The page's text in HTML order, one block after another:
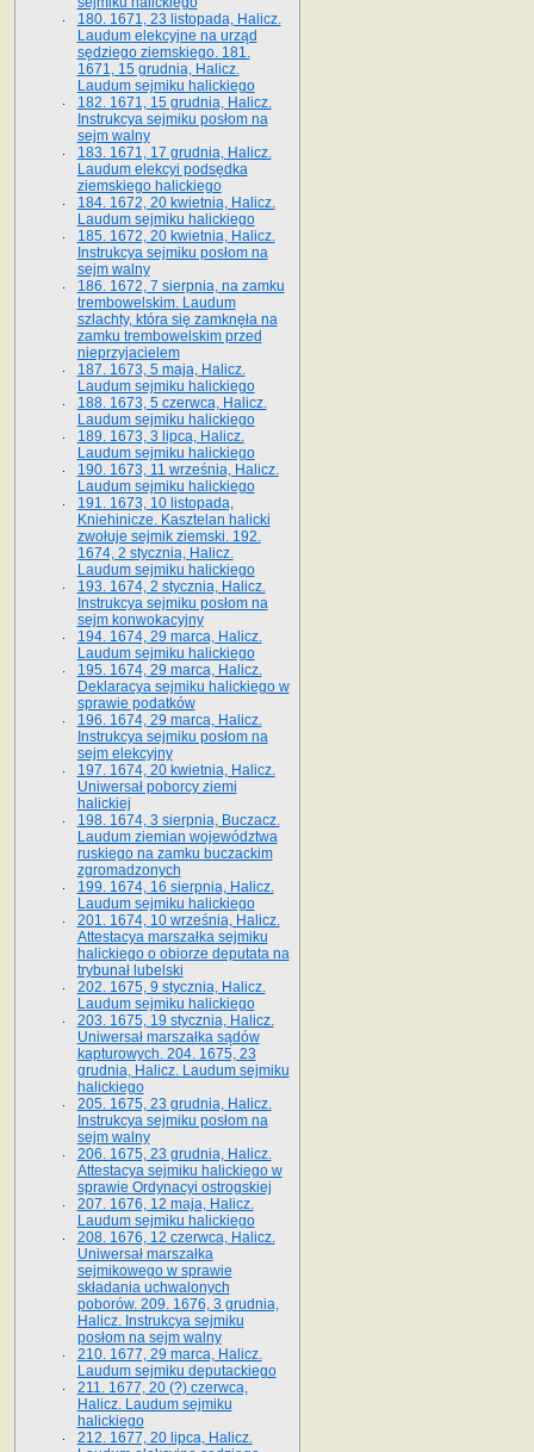
180. 1671, 23 listopada, Halicz.
Laudum elekcyjne na urząd
sędziego ziemskiego. 181.
1671, 15 grudnia, Halicz.
Laudum sejmiku halickiego
182. 1671, 15 grudnia, Halicz.
Instrukcya sejmiku posłom na
sejm walny
183. 1671, 17 grudnia, Halicz.
Laudum elekcyi podsędka
ziemskiego halickiego
184. 1672, 20 kwietnia, Halicz.
Laudum sejmiku halickiego
185. 1672, 20 kwietnia, Halicz.
Instrukcya sejmiku posłom na
sejm walny
186. 1672, 7 sierpnia, na zamku
trembowelskim. Laudum
szlachty, która się zamknęła na
zamku trembowelskim przed
nieprzyjacielem
187. 1673, 5 maja, Halicz.
Laudum sejmiku halickiego
188. 1673, 5 czerwca, Halicz.
Laudum sejmiku halickiego
189. 1673, 3 lipca, Halicz.
Laudum sejmiku halickiego
190. 1673, 11 września, Halicz.
Laudum sejmiku halickiego
191. 1673, 10 listopada,
Kniehinicze. Kasztelan halicki
zwołuje sejmik ziemski. 192.
1674, 2 stycznia, Halicz.
Laudum sejmiku halickiego
193. 1674, 2 stycznia, Halicz.
Instrukcya sejmiku posłom na
sejm konwokacyjny
194. 1674, 29 marca, Halicz.
Laudum sejmiku halickiego
195. 1674, 29 marca, Halicz.
Deklaracya sejmiku halickiego w
sprawie podatków
196. 1674, 29 marca, Halicz.
Instrukcya sejmiku posłom na
sejm elekcyjny
197. 1674, 20 kwietnia, Halicz.
Uniwersał poborcy ziemi
halickiej
198. 1674, 3 sierpnia, Buczacz.
Laudum ziemian województwa
ruskiego na zamku buczackim
zgromadzonych
199. 1674, 16 sierpnia, Halicz.
Laudum sejmiku halickiego
201. 1674, 10 września, Halicz.
Attestacya marszałka sejmiku
halickiego o obiorze deputata na
trybunał lubelski
202. 1675, 9 stycznia, Halicz.
Laudum sejmiku halickiego
203. 1675, 19 stycznia, Halicz.
Uniwersał marszałka sądów
kapturowych. 204. 1675, 23
grudnia, Halicz. Laudum sejmiku
halickiego
205. 1675, 23 grudnia, Halicz.
Instrukcya sejmiku posłom na
sejm walny
206. 1675, 23 grudnia, Halicz.
Attestacya sejmiku halickiego w
sprawie Ordynacyi ostrogskiej
207. 1676, 12 maja, Halicz.
Laudum sejmiku halickiego
208. 1676, 12 czerwca, Halicz.
Uniwersał marszałka
sejmikowego w sprawie
składania uchwalonych
poborów. 209. 1676, 3 grudnia,
Halicz. Instrukcya sejmiku
posłom na sejm walny
210. 1677, 29 marca, Halicz.
Laudum sejmiku deputackiego
211. 1677, 20 (?) czerwca,
Halicz. Laudum sejmiku
halickiego
212. 1677, 20 lipca, Halicz.